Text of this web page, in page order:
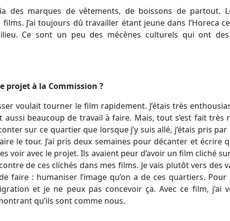
des marques de vêtements, de boissons de partout.
J’ai toujours dû travailler étant jeune dans l’Horeca
Ce sont un peu des mécènes culturels qui ont
projet à la Commission ?
voulait tourner le film rapidement. J’étais très
aussi beaucoup de travail à faire. Mais, tout s’est fait très
sur ce quartier que lorsque j’y suis allé, j’étais pris
le tour. J’ai pris deux semaines pour décanter et écrire
voir avec le projet. Ils avaient peur d’avoir un film cliché
de ces clichés dans mes films. Je vais plutôt vers des
faire : humaniser l’image qu’on a de ces quartiers.
et je ne peux pas concevoir ça. Avec ce film, j’ai
qu’ils sont comme nous.